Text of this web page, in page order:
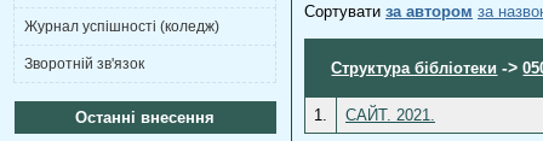
Журнал успішності (коледж)
Зворотній зв'язок
Останні внесення
Сортувати за автором за
Структура бібліотеки ->
1. САЙТ. 2021.